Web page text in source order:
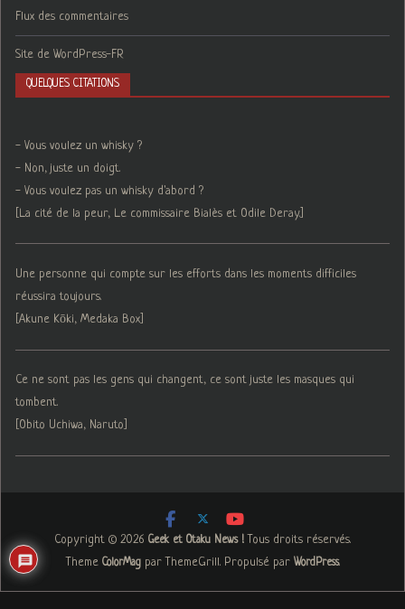
Flux des commentaires
Site de WordPress-FR
QUELQUES CITATIONS
- Vous voulez un whisky ?
- Non, juste un doigt.
- Vous voulez pas un whisky d'abord ?
[La cité de la peur, Le commissaire Bialès et Odile Deray.]
Une personne qui compte sur les efforts dans les moments difficiles
réussira toujours.
[Akune Kōki, Medaka Box]
Ce ne sont pas les gens qui changent, ce sont juste les masques qui
tombent.
[Obito Uchiwa, Naruto]
Copyright © 2026 Geek et Otaku News !. Tous droits réservés.
Theme ColorMagpar ThemeGrill. Propulsé par WordPress.